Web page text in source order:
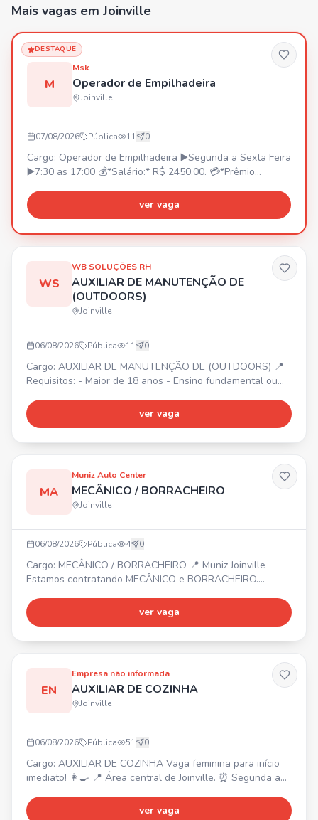
Mais vagas em Joinville
DESTAQUE
M
Msk
Operador de Empilhadeira
Joinville
07/08/2026 Pública 11 0
Cargo: Operador de Empilhadeira ▶️Segunda a Sexta Feira
▶️7:30 as 17:00 💰*Salário:* R$ 2450,00. 💳*Prêmio
*V.T ou Vale Combustível* (Não temos fretado) 🍽️
*Refeição:* Fornecida pela Empresa *(Sem custo para o
enviar o PDF DA CARTEIRA DIGITAL DE TRABALHO para
47 984895302
ver vaga
WS
WB SOLUÇÕES RH
AUXILIAR DE MANUTENÇÃO DE
(OUTDOORS)
Joinville
06/08/2026 Pública 11 0
Cargo: AUXILIAR DE MANUTENÇÃO DE (OUTDOORS) 📍
Requisitos: - Maior de 18 anos - Ensino fundamental ou
Conhecimento básico em instalação, montagem ou
serralheria - Disponibilidade para trabalhar em altura e
ver vaga
MA
Muniz Auto Center
MECÂNICO / BORRACHEIRO
Joinville
06/08/2026 Pública 4 0
Cargo: MECÂNICO / BORRACHEIRO 📍 Muniz Joinville
Estamos contratando MECÂNICO e BORRACHEIRO.
informado.
ver vaga
EN
Empresa não informada
AUXILIAR DE COZINHA
Joinville
06/08/2026 Pública 51 0
Cargo: AUXILIAR DE COZINHA Vaga feminina para início
imediato! 👩‍🍳 📍 Área central de Joinville. ⏰ Segunda a
prêmio assiduidade R$ 600 (conforme desempenho).
ver vaga